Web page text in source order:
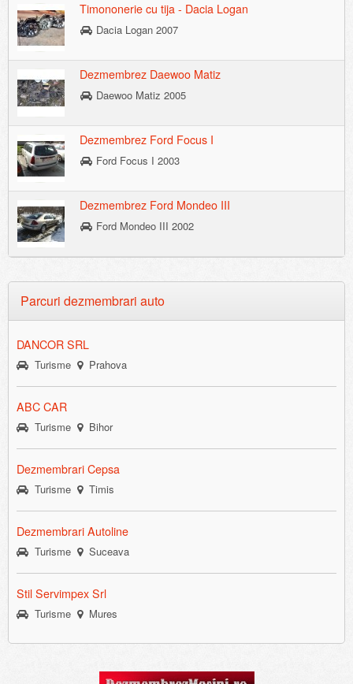
Timononerie cu tija - Dacia Logan
Dacia Logan 2007
Dezmembrez Daewoo Matiz
Daewoo Matiz 2005
Dezmembrez Ford Focus I
Ford Focus I 2003
Dezmembrez Ford Mondeo III
Ford Mondeo III 2002
Parcuri dezmembrari auto
DANCOR SRL
Turisme Prahova
ABC CAR
Turisme Bihor
Dezmembrari Cepsa
Turisme Timis
Dezmembrari Autoline
Turisme Suceava
Stil Servimpex Srl
Turisme Mures